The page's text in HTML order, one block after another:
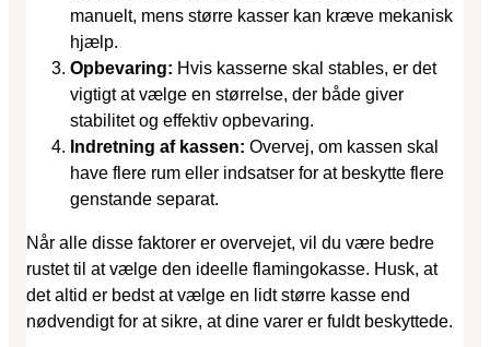
manuelt, mens større kasser kan kræve mekanisk
hjælp.
Opbevaring: Hvis kasserne skal stables, er det
vigtigt at vælge en størrelse, der både giver
stabilitet og effektiv opbevaring.
Indretning af kassen: Overvej, om kassen skal
have flere rum eller indsatser for at beskytte flere
genstande separat.
Når alle disse faktorer er overvejet, vil du være bedre
rustet til at vælge den ideelle flamingokasse. Husk, at
det altid er bedst at vælge en lidt større kasse end
nødvendigt for at sikre, at dine varer er fuldt beskyttede.